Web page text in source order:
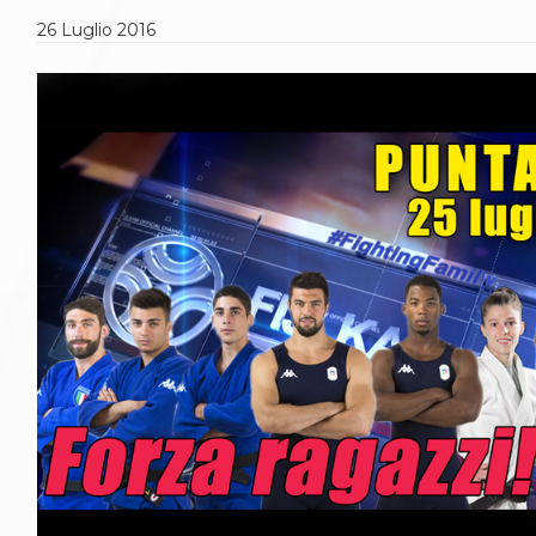
Lotta
Attività Didattica
Albi Federali
Karate
La disciplina
News
Gare e Risultati
Attività Didattica
Albi Federali
Arti marziali
Aikido
Ju Jitsu
Sumo
Capoeira
Grappling
BJJ
26 Luglio2016